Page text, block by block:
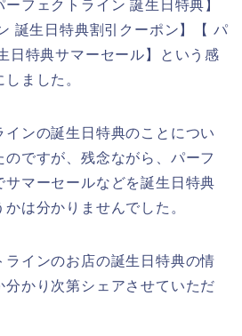
フェクトライン 誕生日特典】
誕生日特典割引クーポン】【 パ
日特典サマーセール】という感
ました。
インの誕生日特典のことについ
ですが、残念ながら、パーフ
サマーセールなどを誕生日特典
は分かりませんでした。
ラインのお店の誕生日特典の情
かり次第シェアさせていただ